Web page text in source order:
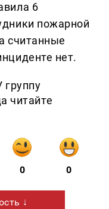
6
пожарной
считанные
нет.
читайте
0 0
↓